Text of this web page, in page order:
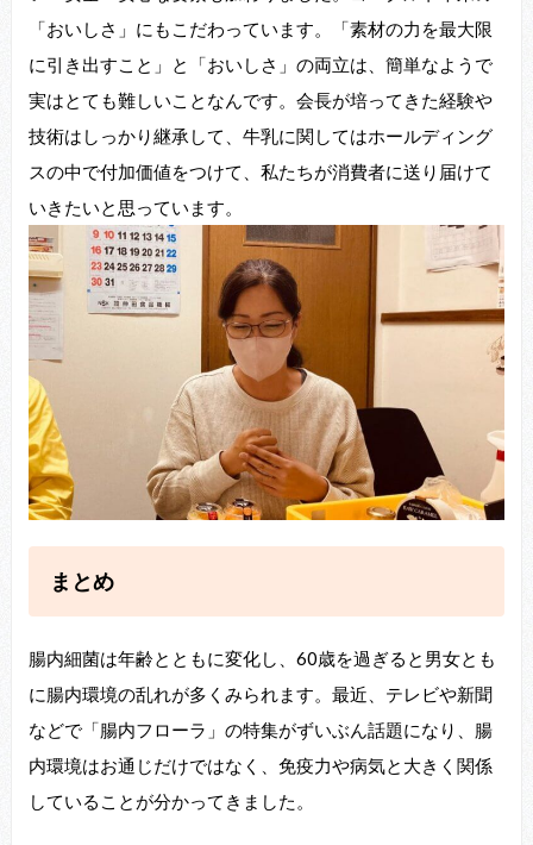
「おいしさ」にもこだわっています。「素材の力を最大限
に引き出すこと」と「おいしさ」の両立は、簡単なようで
実はとても難しいことなんです。会長が培ってきた経験や
技術はしっかり継承して、牛乳に関してはホールディング
スの中で付加価値をつけて、私たちが消費者に送り届けて
いきたいと思っています。
まとめ
腸内細菌は年齢とともに変化し、60歳を過ぎると男女とも
に腸内環境の乱れが多くみられます。最近、テレビや新聞
などで「腸内フローラ」の特集がずいぶん話題になり、腸
内環境はお通じだけではなく、免疫力や病気と大きく関係
していることが分かってきました。